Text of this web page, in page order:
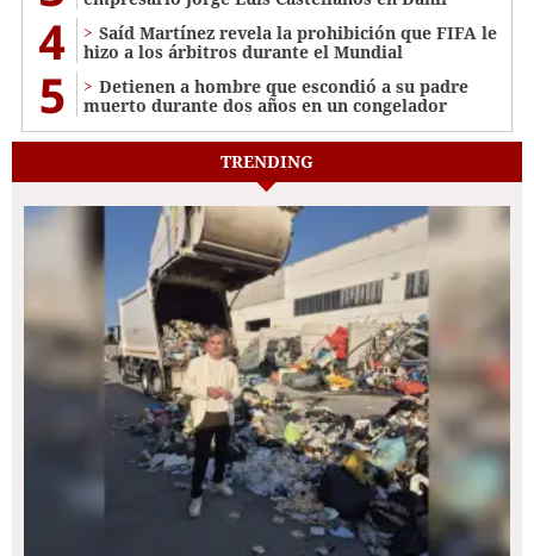
4
Saíd Martínez revela la prohibición que FIFA le
hizo a los árbitros durante el Mundial
5
Detienen a hombre que escondió a su padre
muerto durante dos años en un congelador
TRENDING